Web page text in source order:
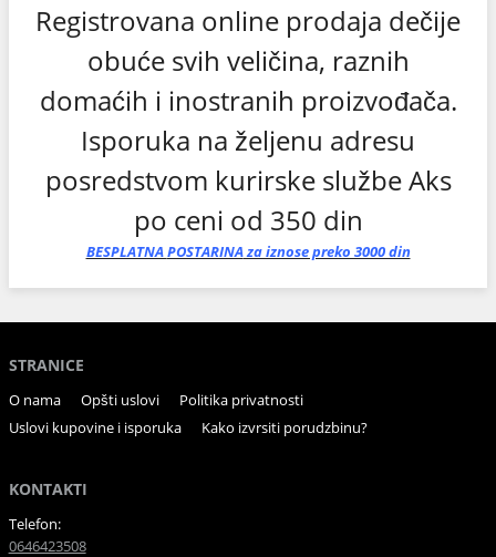
Registrovana online prodaja dečije
obuće svih veličina, raznih
domaćih i inostranih proizvođača.
Isporuka na željenu adresu
posredstvom kurirske službe Aks
po ceni od 350 din
BESPLATNAPOSTARINAza iznose preko 3000 din
STRANICE
O nama Opšti uslovi
Politika privatnosti
Uslovi kupovine i isporuka
Kako izvrsiti porudzbinu?
KONTAKTI
Telefon:
0646423508